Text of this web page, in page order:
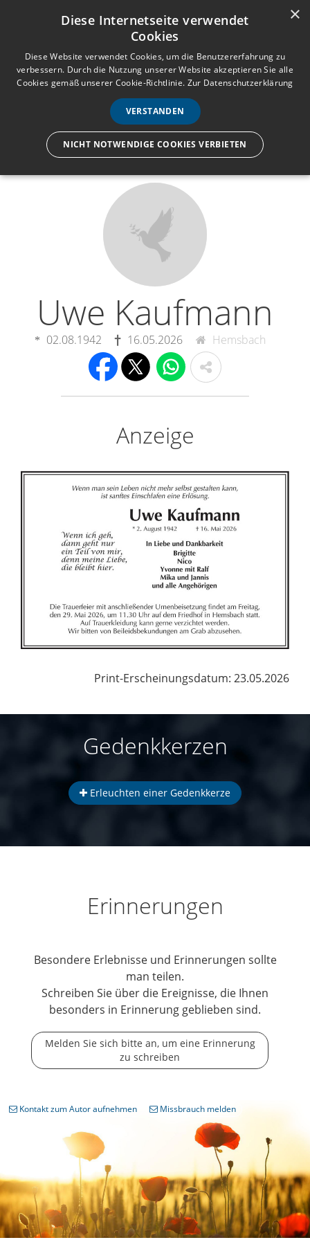
Anmelden Registrieren
e
n
ü
Wir lassen nur die Hand los,
Uwe Kaufmann
02.08.1942 16.05.2026 Hemsbach
Anzeige
Print-Erscheinungsdatum: 23.05.2026
Gedenkkerzen
Erleuchten einer Gedenkkerze
Erinnerungen
Besondere Erlebnisse und Erinnerungen sollte
man teilen.
Schreiben Sie über die Ereignisse, die Ihnen
besonders in Erinnerung geblieben sind.
Melden Sie sich bitte an, um eine Erinnerung
zu schreiben
Kontakt zum Autor aufnehmen Missbrauch melden
×
Diese Internetseite verwendet
Cookies
Diese Website verwendet Cookies, um die Benutzererfahrung zu
verbessern. Durch die Nutzung unserer Website akzeptieren Sie alle
Cookies gemäß unserer Cookie-Richtlinie. Zur Datenschutzerklärung
VERSTANDEN
NICHT NOTWENDIGE COOKIES VERBIETEN